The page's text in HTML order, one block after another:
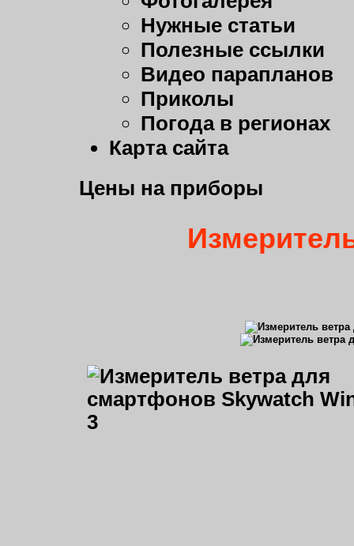
Нужные статьи
Полезные ссылки
Видео парапланов
Приколы
Погода в регионах
Карта сайта
Цены на приборы